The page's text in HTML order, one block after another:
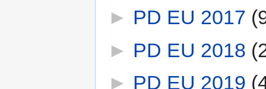
► PD EU 2017
► PD EU 2018
► PD EU 2019